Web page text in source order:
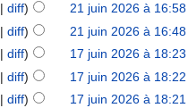
|diff) 21 juin 2026 à 16:58
|diff) 21 juin 2026 à 16:48
|diff) 17 juin 2026 à 18:23
|diff) 17 juin 2026 à 18:22
|diff) 17 juin 2026 à 18:21